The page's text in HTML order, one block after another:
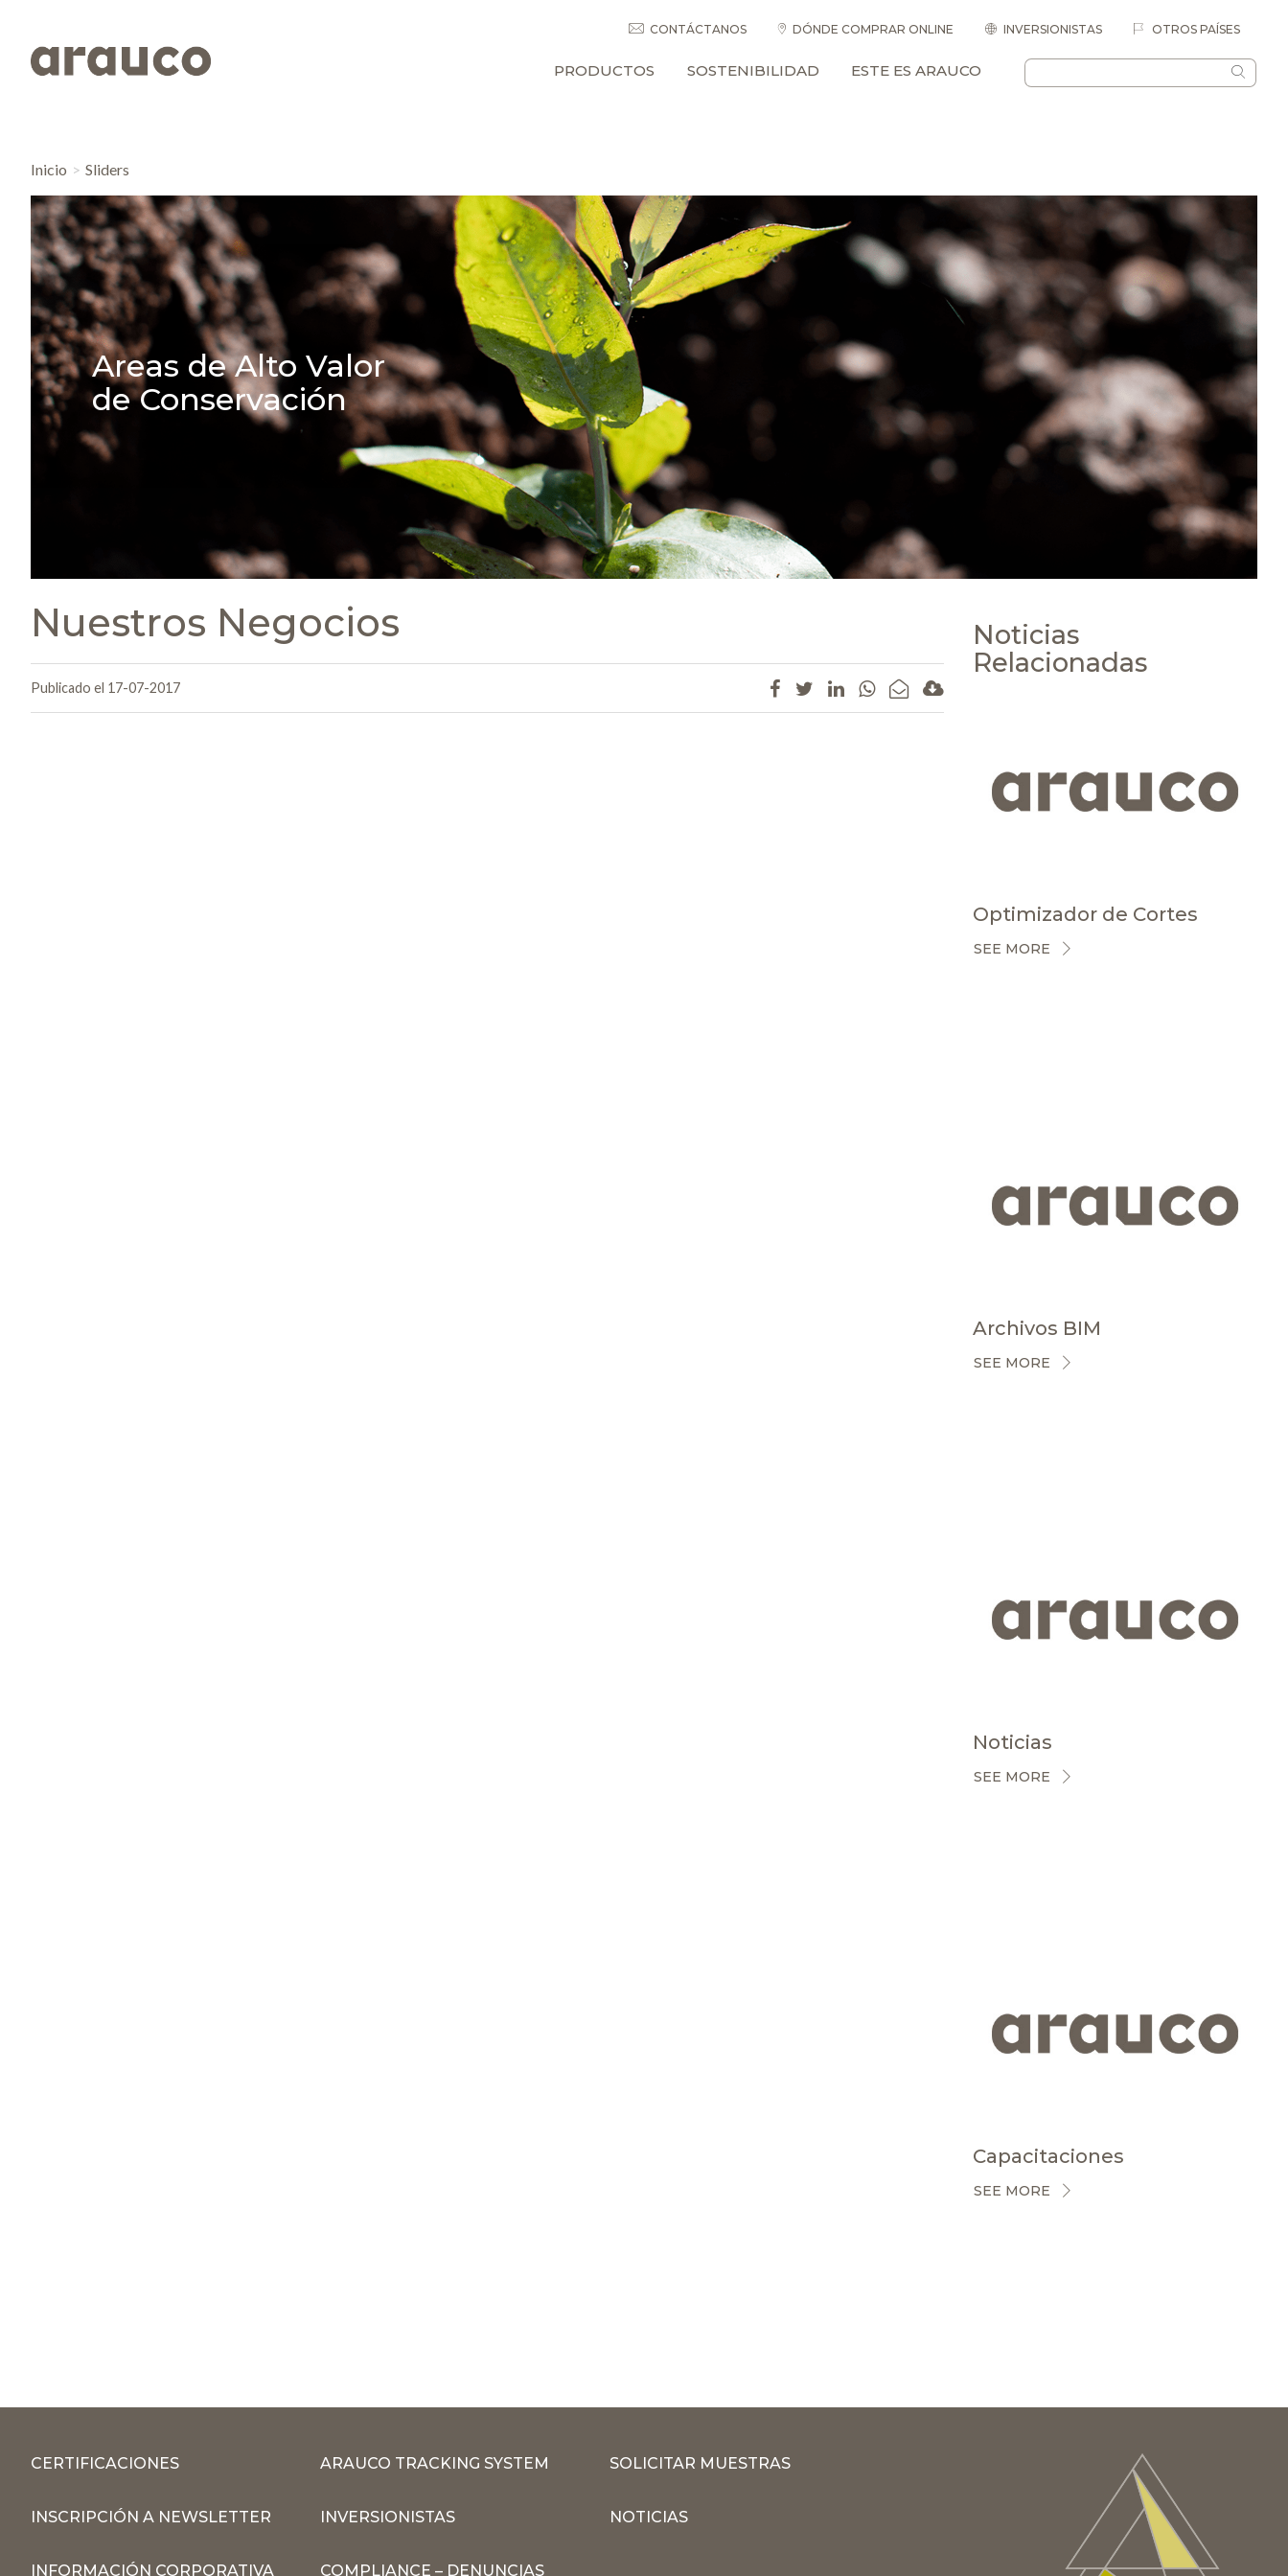
CONTÁCTANOS DÓNDE COMPRAR ONLINE INVERSIONISTAS OTROS PAÍSES
PRODUCTOS SOSTENIBILIDAD ESTE ES ARAUCO
Inicio Sliders
Areas de Alto Valor
de Conservación
Nuestros Negocios
Publicado el 17-07-2017
Noticias
Relacionadas
Optimizador de Cortes
SEE MORE
Archivos BIM
SEE MORE
Noticias
SEE MORE
Capacitaciones
SEE MORE
CERTIFICACIONES ARAUCO TRACKING SYSTEM SOLICITAR MUESTRAS
INSCRIPCIÓN A NEWSLETTER INVERSIONISTAS NOTICIAS
INFORMACIÓN CORPORATIVA COMPLIANCE – DENUNCIAS